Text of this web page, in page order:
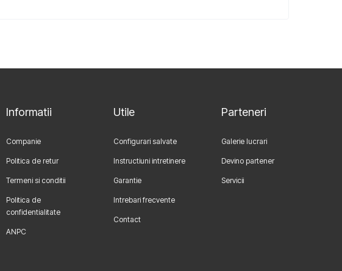
Informatii
Companie
Politica de retur
Termeni si conditii
Politica de
confidentialitate
ANPC
Utile
Configurari salvate
Instructiuni intretinere
Garantie
Intrebari frecvente
Contact
Parteneri
Galerie lucrari
Devino partener
Servicii